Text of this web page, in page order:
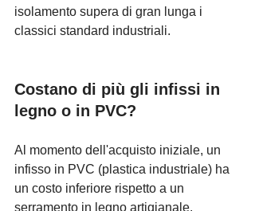
isolamento supera di gran lunga i
classici standard industriali.
Costano di più gli infissi in
legno o in PVC?
Al momento dell'acquisto iniziale, un
infisso in PVC (plastica industriale) ha
un costo inferiore rispetto a un
serramento in legno artigianale.